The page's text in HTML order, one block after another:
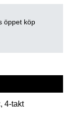
öppet köp
4-takt